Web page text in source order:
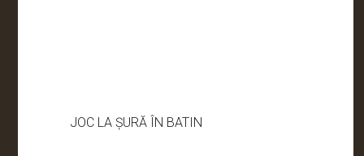
JOC LA ȘURĂ ÎN BATIN